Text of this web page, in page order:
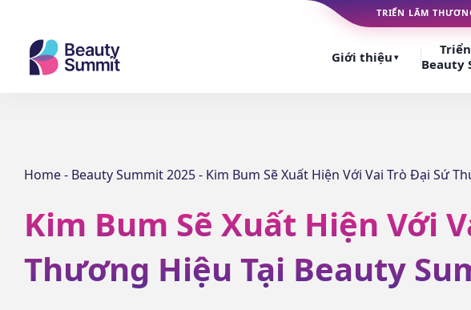
TRIỂN LÃM
Giới thiệu ▾
Beauty
Home- Beauty Summit 2025- Kim Bum Sẽ Xuất Hiện Với Vai Trò Đại Sứ
Kim Bum Sẽ Xuất Hiện Với
Thương Hiệu Tại Beauty